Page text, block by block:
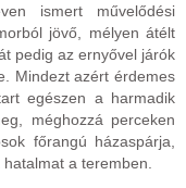
ismert művelődési
jövő, mélyen átélt
pedig az ernyővel járók
Mindezt azért érdemes
egészen a harmadik
méghozzá perceken
főrangú házaspárja,
a teremben.